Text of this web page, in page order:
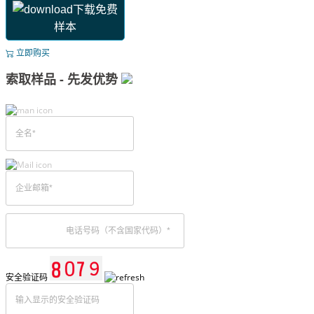
下载免费
样本
立即购买
索取样品 - 先发优势
安全验证码